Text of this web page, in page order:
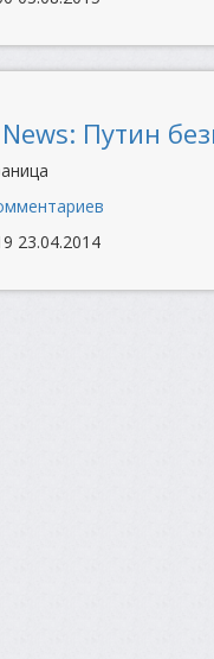
News: Путин
23.04.2014